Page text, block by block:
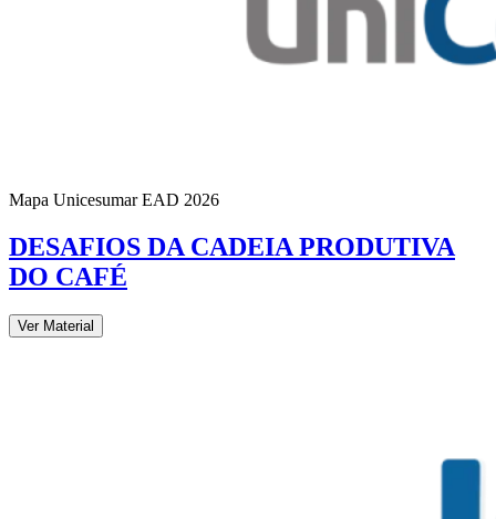
Mapa Unicesumar EAD 2026
DESAFIOS DA CADEIA PRODUTIVA
DO CAFÉ
Ver Material